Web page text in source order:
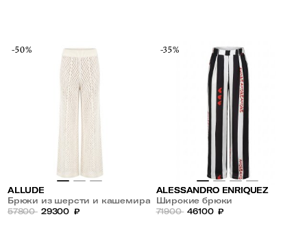
-50%
ALLUDE
Брюки из шерсти и кашемира
57800 29300 ₽
-35%
ALESSANDRO ENRIQUEZ
Широкие брюки
71900 46100 ₽